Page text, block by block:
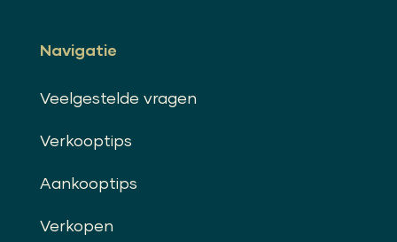
Navigatie
Veelgestelde vragen
Verkooptips
Aankooptips
Verkopen